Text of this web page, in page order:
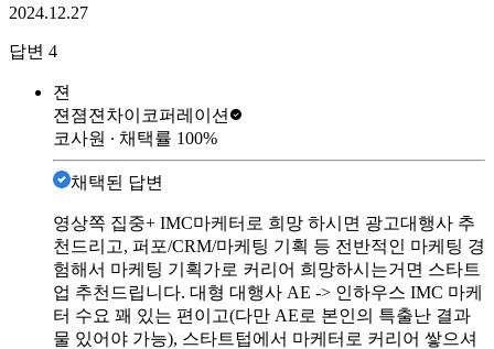
2024.12.27
답변 4
젼
젼졈젼 차이코퍼레이션
코사원 ∙ 채택률 100%
채택된 답변
영상쪽 집중+ IMC마케터로 희망 하시면 광고대행사 추
천드리고, 퍼포/CRM/마케팅 기획 등 전반적인 마케팅 경
험해서 마케팅 기획가로 커리어 희망하시는거면 스타트
업 추천드립니다. 대형 대행사 AE -> 인하우스 IMC 마케
터 수요 꽤 있는 편이고(다만 AE로 본인의 특출난 결과
물 있어야 가능), 스타트텁에서 마케터로 커리어 쌓으셔